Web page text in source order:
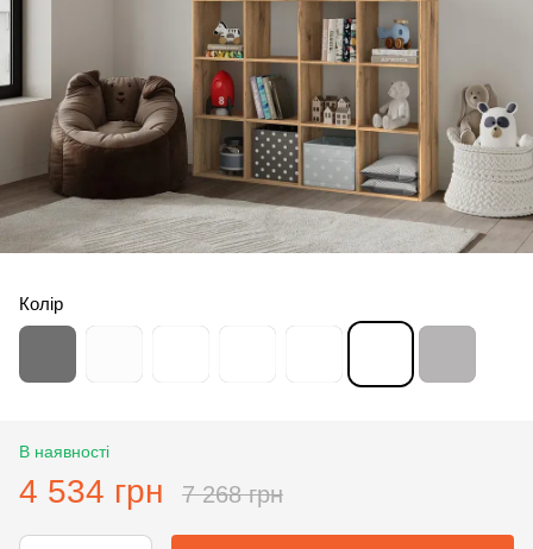
Колір
В наявності
4 534 грн 7 268 грн